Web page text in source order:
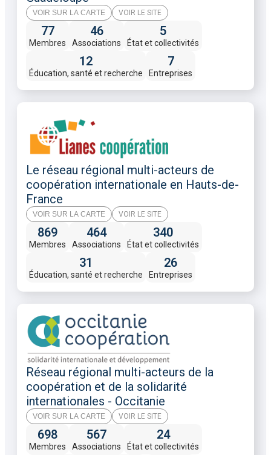
VOIR SUR LA CARTE VOIR LE SITE
77
Membres
46
Associations
5
État et collectivités
12
Éducation, santé et recherche
7
Entreprises
Le réseau régional multi-acteurs de
coopération internationale en Hauts-de-
France
VOIR SUR LA CARTE VOIR LE SITE
869
Membres
464
Associations
340
État et collectivités
31
Éducation, santé et recherche
26
Entreprises
Réseau régional multi-acteurs de la
coopération et de la solidarité
internationales - Occitanie
VOIR SUR LA CARTE VOIR LE SITE
698
Membres
567
Associations
24
État et collectivités